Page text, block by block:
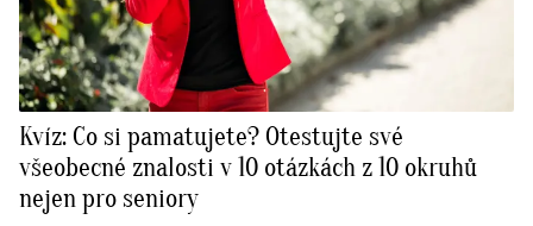
Kvíz: Co si pamatujete? Otestujte své
všeobecné znalosti v 10 otázkách z 10 okruhů
nejen pro seniory